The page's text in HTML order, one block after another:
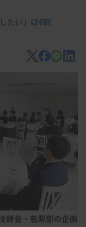
たい」は6割
師会・若梨部の企画